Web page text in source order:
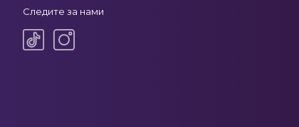
Следите за нами